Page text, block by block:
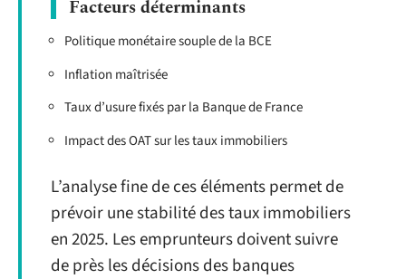
Facteurs déterminants
Politique monétaire souple de la BCE
Inflation maîtrisée
Taux d’usure fixés par la Banque de France
Impact des OAT sur les taux immobiliers
L’analyse fine de ces éléments permet de
prévoir une stabilité des taux immobiliers
en 2025. Les emprunteurs doivent suivre
de près les décisions des banques